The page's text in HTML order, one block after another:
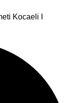
Kocaeli I